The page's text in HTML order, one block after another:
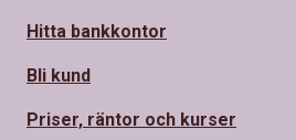
Hitta bankkontor
Bli kund
Priser, räntor och kurser